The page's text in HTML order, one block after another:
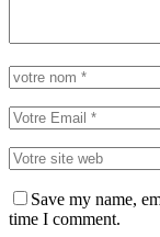
Save my name,
time I comment.